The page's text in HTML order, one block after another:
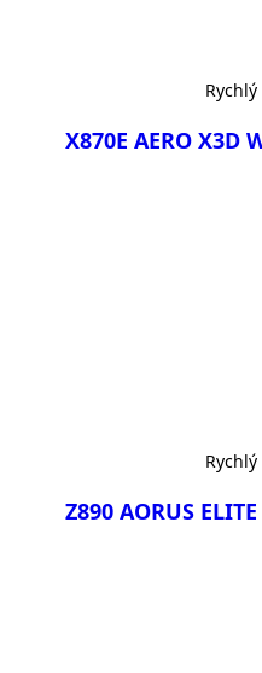
X870E AERO X3D
Z890 AORUS